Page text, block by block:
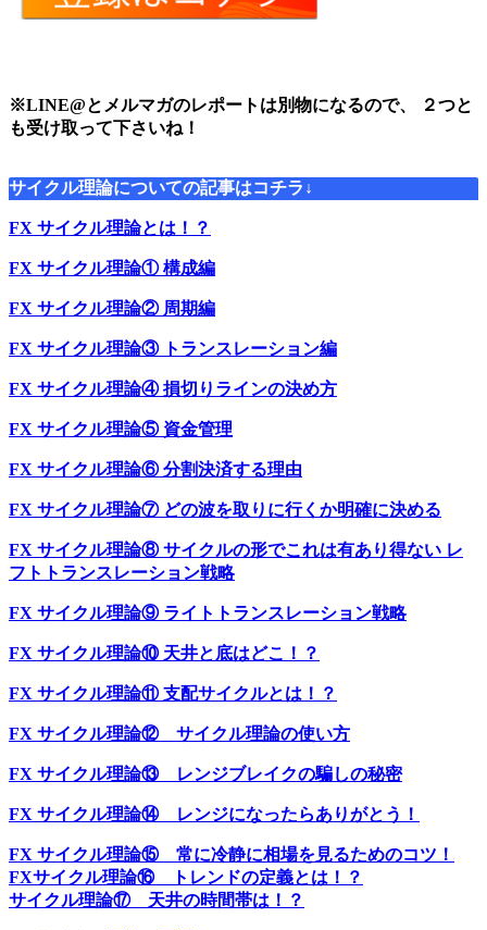
※LINE@とメルマガのレポートは別物になるので、 ２つと
も受け取って下さいね！
サイクル理論についての記事はコチラ↓
FX サイクル理論とは！？
FX サイクル理論① 構成編
FX サイクル理論② 周期編
FX サイクル理論③ トランスレーション編
FX サイクル理論④ 損切りラインの決め方
FX サイクル理論⑤ 資金管理
FX サイクル理論⑥ 分割決済する理由
FX サイクル理論⑦ どの波を取りに行くか明確に決める
FX サイクル理論⑧ サイクルの形でこれは有あり得ない レ
フトトランスレーション戦略
FX サイクル理論⑨ ライトトランスレーション戦略
FX サイクル理論⑩ 天井と底はどこ！？
FX サイクル理論⑪ 支配サイクルとは！？
FX サイクル理論⑫ サイクル理論の使い方
FX サイクル理論⑬ レンジブレイクの騙しの秘密
FX サイクル理論⑭ レンジになったらありがとう！
FX サイクル理論⑮ 常に冷静に相場を見るためのコツ！
FXサイクル理論⑯ トレンドの定義とは！？
サイクル理論⑰ 天井の時間帯は！？